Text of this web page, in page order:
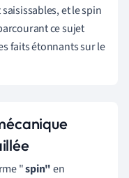
et le spin
ce sujet
faits étonnants sur le
"spin"en